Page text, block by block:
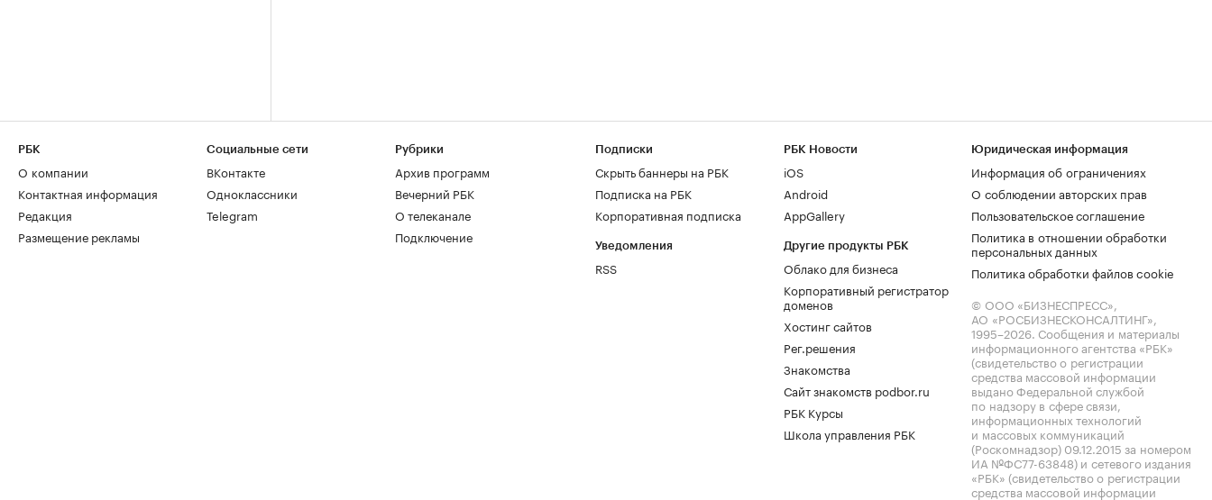
РБК
О компании
Контактная информация
Редакция
Размещение рекламы
Социальные сети
ВКонтакте
Одноклассники
Telegram
Рубрики
Архив программ
Вечерний РБК
О телеканале
Подключение
Подписки
Скрыть баннеры на РБК
Подписка на РБК
Корпоративная подписка
Уведомления
RSS
РБК Новости
iOS
Android
AppGallery
Другие продукты РБК
Облако для бизнеса
Корпоративный регистратор
доменов
Хостинг сайтов
Рег.решения
Знакомства
Сайт знакомств podbor.ru
РБК Курсы
Школа управления РБК
Юридическая информация
Информация об ограничениях
О соблюдении авторских прав
Пользовательское соглашение
Политика в отношении обработки
персональных данных
Политика обработки файлов cookie
© ООО «БИЗНЕСПРЕСС»,
АО «РОСБИЗНЕСКОНСАЛТИНГ»,
1995–2026. Сообщения и материалы
информационного агентства «РБК»
(свидетельство о регистрации
средства массовой информации
выдано Федеральной службой
по надзору в сфере связи,
информационных технологий
и массовых коммуникаций
(Роскомнадзор) 09.12.2015 за номером
ИА №ФС77-63848) и сетевого издания
«РБК» (свидетельство о регистрации
средства массовой информации